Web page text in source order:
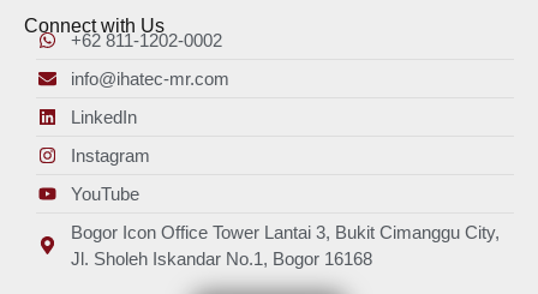
Connect with Us
+62 811-1202-0002
info@ihatec-mr.com
LinkedIn
Instagram
YouTube
Bogor Icon Office Tower Lantai 3, Bukit Cimanggu City,
Jl. Sholeh Iskandar No.1, Bogor 16168